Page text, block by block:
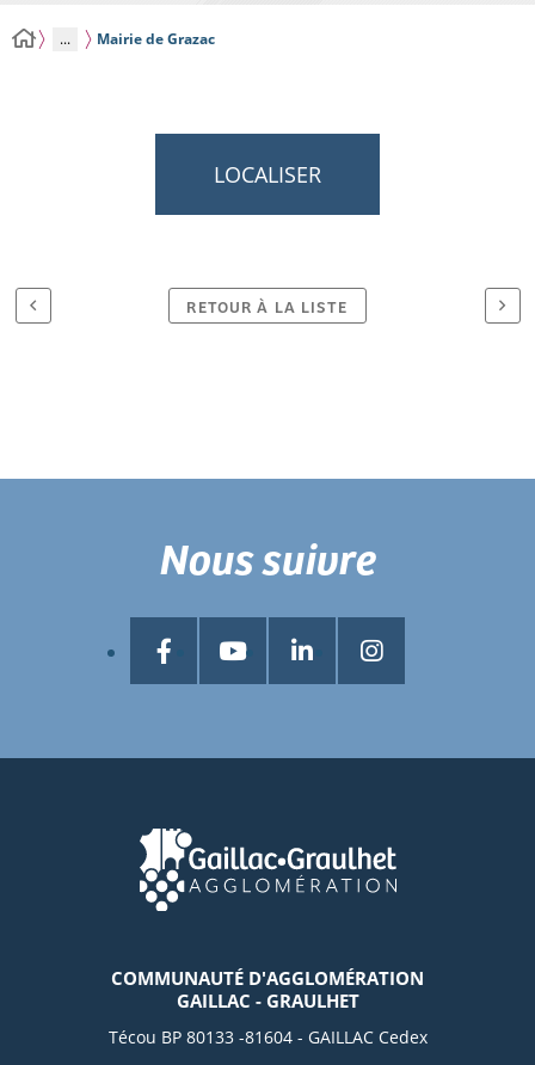
... Mairie de Grazac
LOCALISER
RETOUR À LA LISTE
COMMUNAUTÉ D'AGGLOMÉRATION
GAILLAC - GRAULHET
Técou BP 80133 -81604 - GAILLAC Cedex
Nous suivre